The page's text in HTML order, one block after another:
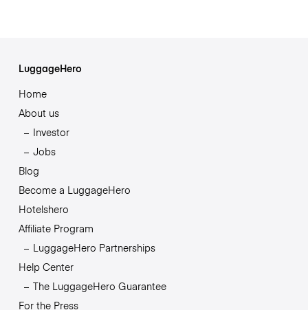
LuggageHero
Home
About us
Investor
Jobs
Blog
Become a LuggageHero
Hotelshero
Affiliate Program
LuggageHero Partnerships
Help Center
The LuggageHero Guarantee
For the Press